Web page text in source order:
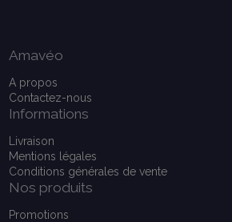
Amavéo
A propos
Contactez-nous
Informations
Livraison
Mentions légales
Conditions générales de vente
Nos produits
Promotions